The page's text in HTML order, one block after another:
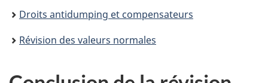
ici Droits antidumping et compensateurs
Révision des valeurs normales